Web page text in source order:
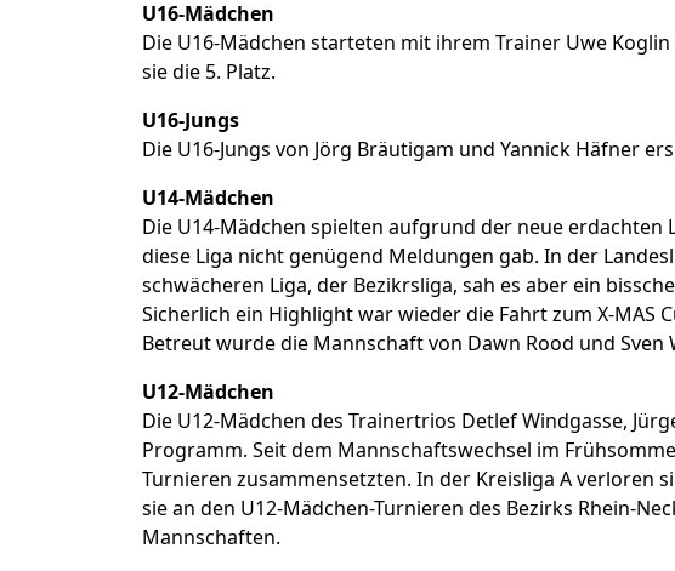
U16-Mädchen
Die U16-Mädchen starteten mit ihrem Trainer Uwe
sie die 5. Platz.
U16-Jungs
Die U16-Jungs von Jörg Bräutigam und Yannick Häfner
U14-Mädchen
Die U14-Mädchen spielten aufgrund der neue
diese Liga nicht genügend Meldungen gab. In der
schwächeren Liga, der Bezikrsliga, sah es aber ein
Sicherlich ein Highlight war wieder die Fahrt zum X-MAS
Betreut wurde die Mannschaft von Dawn Rood und Sven
U12-Mädchen
Die U12-Mädchen des Trainertrios Detlef Windgasse,
Programm. Seit dem Mannschaftswechsel im
Turnieren zusammensetzten. In der Kreisliga A verloren
sie an den U12-Mädchen-Turnieren des Bezirks Rhein-
Mannschaften.